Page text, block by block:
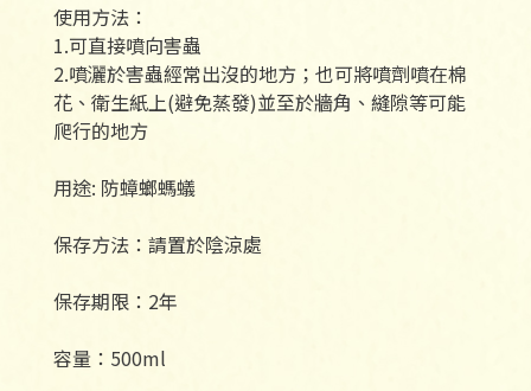
使用方法：
1.可直接噴向害蟲
2.噴灑於害蟲經常出沒的地方；也可將噴劑噴在棉
花、衛生紙上(避免蒸發)並至於牆角、縫隙等可能
爬行的地方
用途: 防蟑螂螞蟻
保存方法：請置於陰涼處
保存期限：2年
容量：500ml